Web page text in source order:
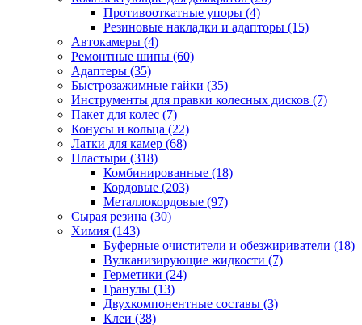
Противооткатные упоры (4)
Резиновые накладки и адапторы (15)
Автокамеры (4)
Ремонтные шипы (60)
Адаптеры (35)
Быстрозажимные гайки (35)
Инструменты для правки колесных дисков (7)
Пакет для колес (7)
Конусы и кольца (22)
Латки для камер (68)
Пластыри (318)
Комбинированные (18)
Кордовые (203)
Металлокордовые (97)
Сырая резина (30)
Химия (143)
Буферные очистители и обезжириватели (18)
Вулканизирующие жидкости (7)
Герметики (24)
Гранулы (13)
Двухкомпонентные составы (3)
Клеи (38)